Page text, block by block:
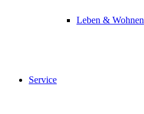
Leben & Wohnen
Service